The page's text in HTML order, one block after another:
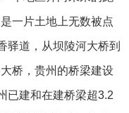
一片土地上无数被点
驿道，从坝陵河大桥到
桥，贵州的桥梁建设
已建和在建桥梁超3.2